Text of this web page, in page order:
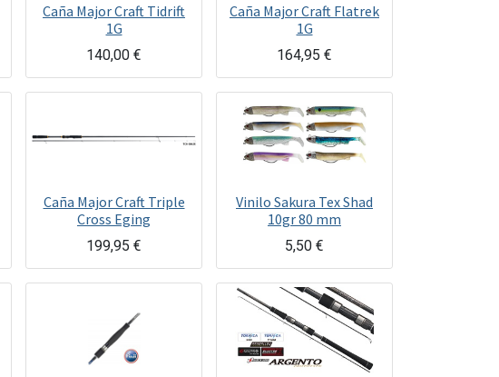
Caña Major Craft Tidrift
1G
140,00 €
Caña Major Craft Flatrek
1G
164,95 €
Caña Major Craft Triple
Cross Eging
199,95 €
Vinilo Sakura Tex Shad
10gr 80 mm
5,50 €